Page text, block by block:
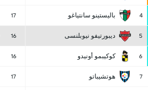
4 باليستينو سانتياغو 17
5 ديبورتيفو نيوبلنسى 16
6 كوكيبمو أونيدو 16
7 هوتشيباتو 17